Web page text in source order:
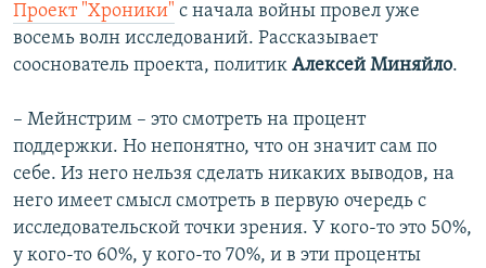
Проект "Хроники" с начала войны провел уже
восемь волн исследований. Рассказывает
сооснователь проекта, политик Алексей Миняйло.
– Мейнстрим – это смотреть на процент
поддержки. Но непонятно, что он значит сам по
себе. Из него нельзя сделать никаких выводов, на
него имеет смысл смотреть в первую очередь с
исследовательской точки зрения. У кого-то это 50%,
у кого-то 60%, у кого-то 70%, и в эти проценты